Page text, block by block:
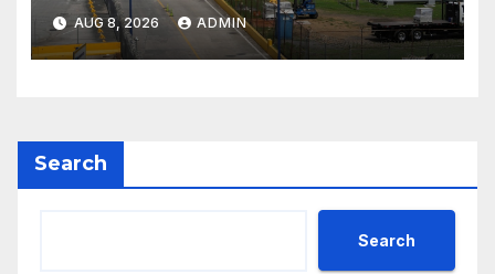
AUG 8, 2026 ADMIN
Search
Search